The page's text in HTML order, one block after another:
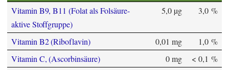
Vitamin B9, B11 (Folat als Folsäure-
aktive Stoffgruppe)
5,0 µg 3,0 %
Vitamin B2 (Riboflavin) 0,01 mg
1,0 %
Vitamin C, (Ascorbinsäure)
0 mg
< 0,1 %